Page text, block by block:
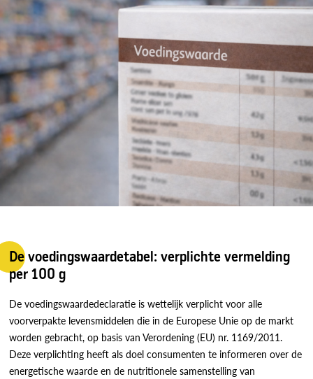
De voedingswaardetabel: verplichte vermelding
per 100 g
De voedingswaardedeclaratie is wettelijk verplicht voor alle
voorverpakte levensmiddelen die in de Europese Unie op de markt
worden gebracht, op basis van Verordening (EU) nr. 1169/2011.
Deze verplichting heeft als doel consumenten te informeren over de
energetische waarde en de nutritionele samenstelling van